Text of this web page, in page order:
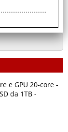
e GPU 20-core -
da 1TB -